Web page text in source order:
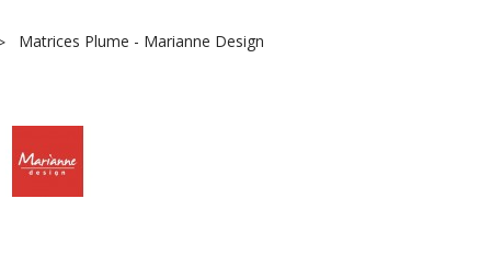
Matrices Plume - Marianne Design